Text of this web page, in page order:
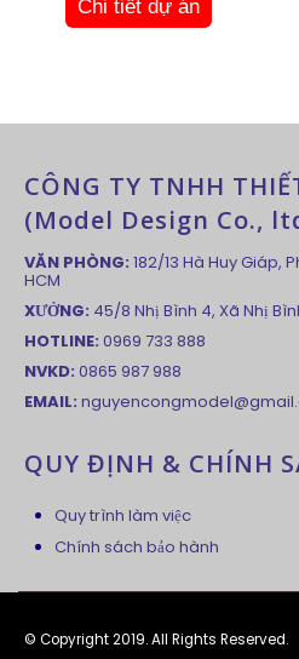
Chi tiết dự án
CÔNG TY TNHH
(Model Design Co.,
VĂN PHÒNG: 182/13 Hà Huy Giáp,
HCM
XƯỞNG: 45/8 Nhị Bình 4, Xã Nhị
HOTLINE: 0969 733 888
NVKD: 0865 987 988
EMAIL:
QUY ĐỊNH & CHÍNH
Quy trình làm việc
Chính sách bảo hành
© Copyright 2019. All Rights Reserved.